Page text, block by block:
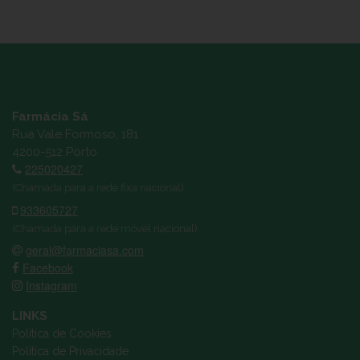
Farmácia Sá
Rua Vale Formoso, 181
4200-512 Porto
225020427
(Chamada para a rede fixa nacional)
933605727
(Chamada para a rede móvel nacional)
geral@farmaciasa.com
Facebook
Instagram
LINKS
Política de Cookies
Política de Privacidade